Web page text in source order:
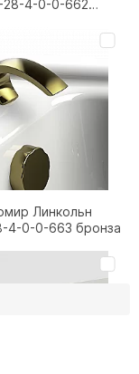
28-4-0-0-662
Линкольн
4-0-0-663 бронза